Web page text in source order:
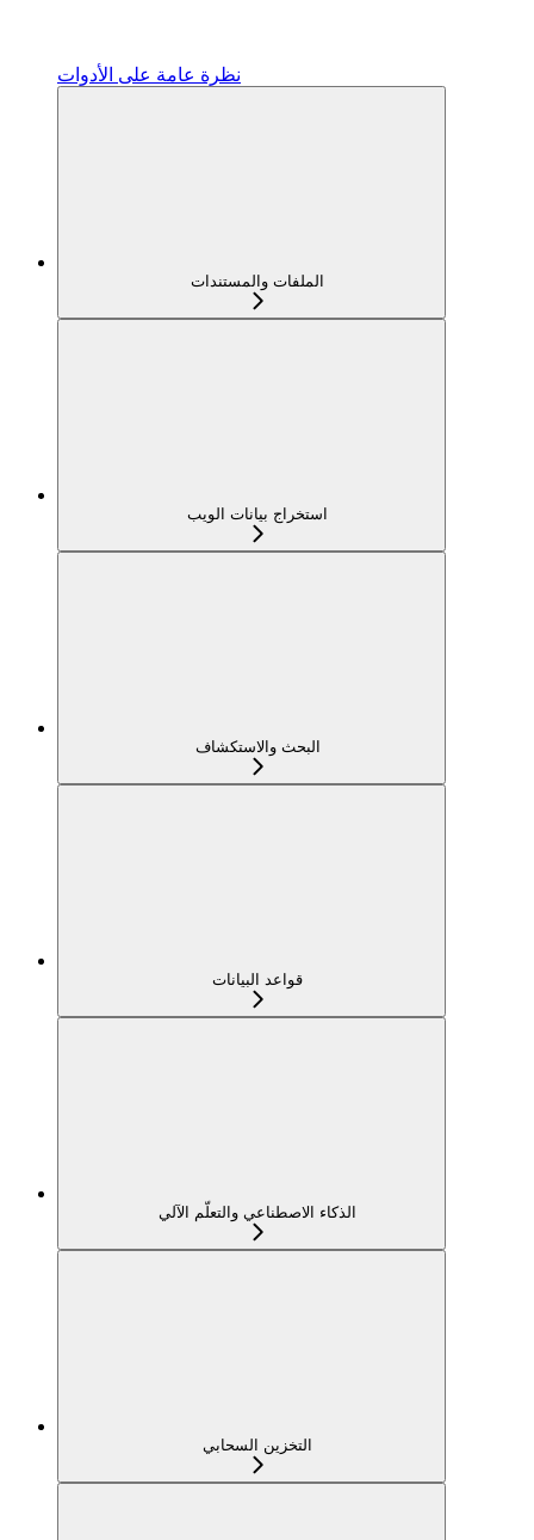
نظرة عامة على الأدوات
الملفات والمستندات
استخراج بيانات الويب
البحث والاستكشاف
قواعد البيانات
الذكاء الاصطناعي والتعلّم الآلي
التخزين السحابي